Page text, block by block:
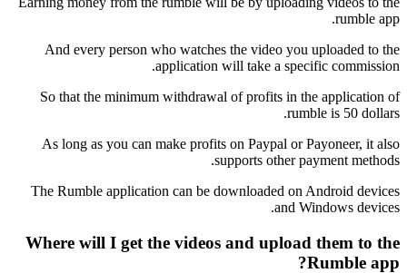
rumble app.
And every person who watches the video you uploaded to the
application will take a specific commission.
So that the minimum withdrawal of profits in the application of
rumble is 50 dollars.
As long as you can make profits on Paypal or Payoneer, it also
supports other payment methods.
The Rumble application can be downloaded on Android devices
and Windows devices.
Where will I get the videos and upload them to the
Rumble app?